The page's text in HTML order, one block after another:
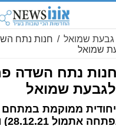
גבעת שמואל / חנות נתח
שמואל
חנות נתח השדה
שמואל
ממוקמת